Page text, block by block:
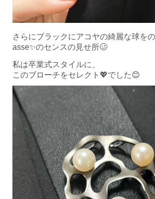
さらにブラックにアコヤの綺麗な球を
asse✨のセンスの見せ所🥴
私は卒業式スタイルに、
このブローチをセレクト💖でした😊